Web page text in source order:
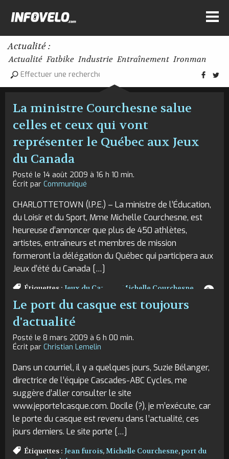
Actualité :
Actualité Fatbike Industrie Entraînement Ironman
La ministre Courchesne salue
celles et ceux qui vont
représenter le Québec aux Jeux
du Canada
Posté le 14 août 2009 à 16 h 10 min.
Écrit par Communiqué
CHARLOTTETOWN (I.P.E.) – La ministre de l’Éducation,
du Loisir et du Sport, Mme Michelle Courchesne, est
heureuse d’annoncer que plus de 450 athlètes,
artistes, entraîneurs et membres de mission
formeront la délégation du Québec qui participera aux
Jeux d’été du Canada […]
Étiquettes : Jeux du Canada Michelle Courchesne 0
Le port du casque est toujours
d'actualité
Posté le 8 mars 2009 à 6 h 00 min.
Écrit par Christian Lemelin
Dans un courriel, il y a quelques jours, Suzie Bélanger,
directrice de l’équipe Cascades-ABC Cycles, me
suggère d’aller consulter le site
www.jeporte1casque.com. Docile (?), je m’exécute, car
le porte du casque est revenu dans l’actualité, ces
jours derniers. Le site porte […]
Étiquettes : Jean furois,Michelle Courchesne,port du